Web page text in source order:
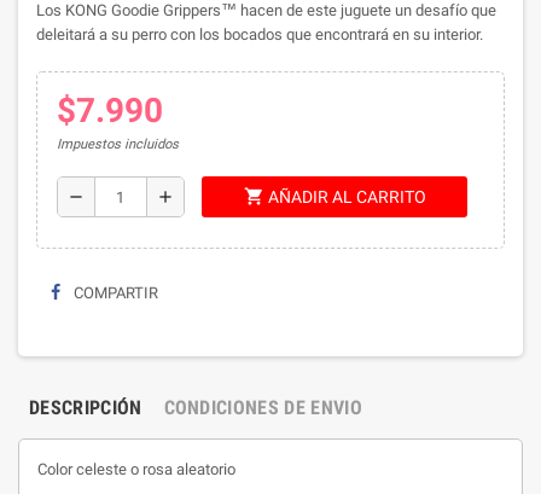
Los KONG Goodie Grippers™ hacen de este juguete un desafío que
deleitará a su perro con los bocados que encontrará en su interior.
$7.990
Impuestos incluidos
remove add shopping_cart AÑADIR AL CARRITO
COMPARTIR
DESCRIPCIÓN CONDICIONES DE ENVIO
Color celeste o rosa aleatorio